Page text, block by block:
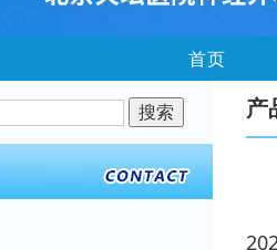
首页
产